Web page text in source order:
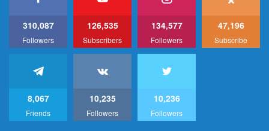
310,087
Followers
126,535
Subscribers
134,577
Followers
47,196
Subscribe
8,067
Friends
10,235
Followers
10,236
Followers